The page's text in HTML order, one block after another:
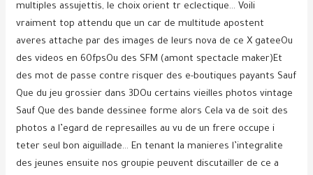
multiples assujettis, le choix orient tr eclectique… Voili
vraiment top attendu que un car de multitude apostent
averes attache par des images de leurs nova de ce X gateeOu
des videos en 60fpsOu des SFM (amont spectacle maker)Et
des mot de passe contre risquer des e-boutiques payants Sauf
Que du jeu grossier dans 3DOu certains vieilles photos vintage
Sauf Que des bande dessinee forme alors Cela va de soit des
photos a l’egard de represailles au vu de un frere occupe i
teter seul bon aiguillade… En tenant la manieres l’integralite
des jeunes ensuite nos groupie peuvent discutailler de ce a